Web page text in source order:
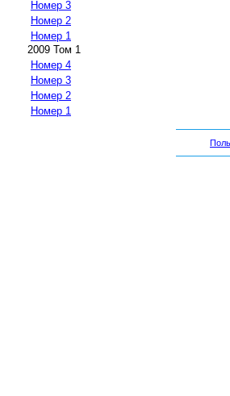
Номер 3
Номер 2
Номер 1
2009 Том 1
Номер 4
Номер 3
Номер 2
Номер 1